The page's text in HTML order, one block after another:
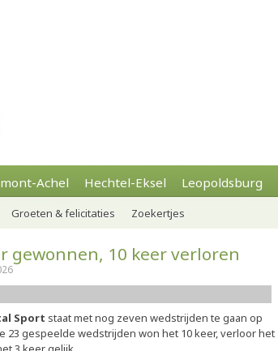
Achel Hechtel-Eksel Leopoldsburg
Groeten & felicitaties Zoekertjes
gewonnen, 10 keer verloren
Sport staat met nog zeven wedstrijden te gaan op
23 gespeelde wedstrijden won het 10 keer, verloor het